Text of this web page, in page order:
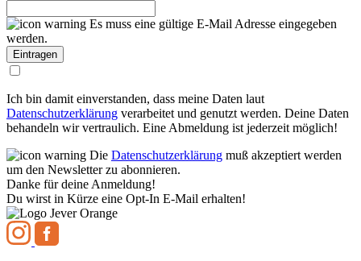
Es muss eine gültige E-Mail Adresse eingegeben
werden.
Ich bin damit einverstanden, dass meine Daten laut
Datenschutzerklärung verarbeitet und genutzt werden. Deine Daten
behandeln wir vertraulich. Eine Abmeldung ist jederzeit möglich!
Die Datenschutzerklärung muß akzeptiert werden
um den Newsletter zu abonnieren.
Danke für deine Anmeldung!
Du wirst in Kürze eine Opt-In E-Mail erhalten!